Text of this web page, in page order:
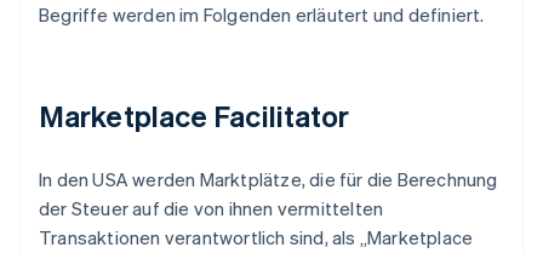
Begriffe werden im Folgenden erläutert und definiert.
Marketplace Facilitator
In den USA werden Marktplätze, die für die Berechnung
der Steuer auf die von ihnen vermittelten
Transaktionen verantwortlich sind, als „Marketplace